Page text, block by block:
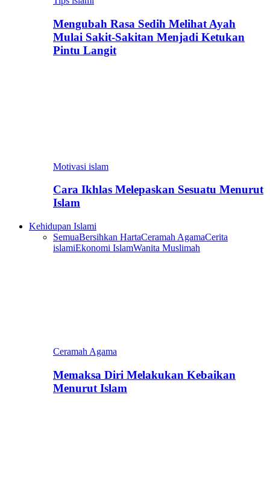
Mengubah Rasa Sedih Melihat Ayah
Mulai Sakit-Sakitan Menjadi Ketukan
Pintu Langit
Motivasi islam
Cara Ikhlas Melepaskan Sesuatu Menurut
Islam
Kehidupan Islami
SemuaBersihkan HartaCeramah AgamaCerita
islamiEkonomi IslamWanita Muslimah
Ceramah Agama
Memaksa Diri Melakukan Kebaikan
Menurut Islam